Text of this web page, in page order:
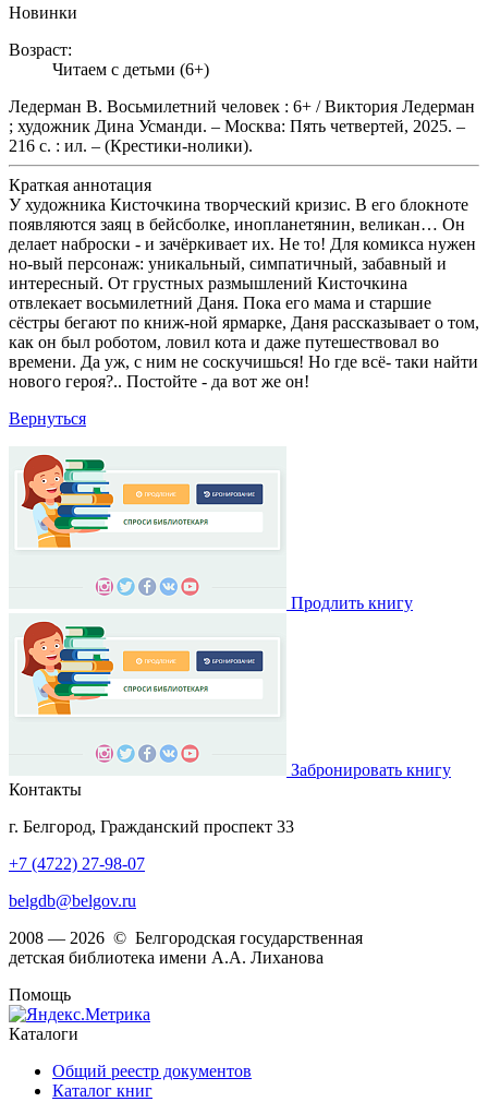
Новинки
Возраст:
Читаем с детьми (6+)
Ледерман В. Восьмилетний человек : 6+ / Виктория Ледерман
; художник Дина Усманди. – Москва: Пять четвертей, 2025. –
216 с. : ил. – (Крестики-нолики).
Краткая аннотация
У художника Кисточкина творческий кризис. В его блокноте
появляются заяц в бейсболке, инопланетянин, великан… Он
делает наброски - и зачёркивает их. Не то! Для комикса нужен
но-вый персонаж: уникальный, симпатичный, забавный и
интересный. От грустных размышлений Кисточкина
отвлекает восьмилетний Даня. Пока его мама и старшие
сёстры бегают по книж-ной ярмарке, Даня рассказывает о том,
как он был роботом, ловил кота и даже путешествовал во
времени. Да уж, с ним не соскучишься! Но где всё- таки найти
нового героя?.. Постойте - да вот же он!
Вернуться
Продлить книгу
Забронировать книгу
Контакты
г. Белгород, Гражданский проспект 33
+7 (4722) 27-98-07
belgdb@belgov.ru
2008 — 2026 © Белгородская государственная
детская библиотека имени А.А. Лиханова
Помощь
Каталоги
Общий реестр документов
Каталог книг